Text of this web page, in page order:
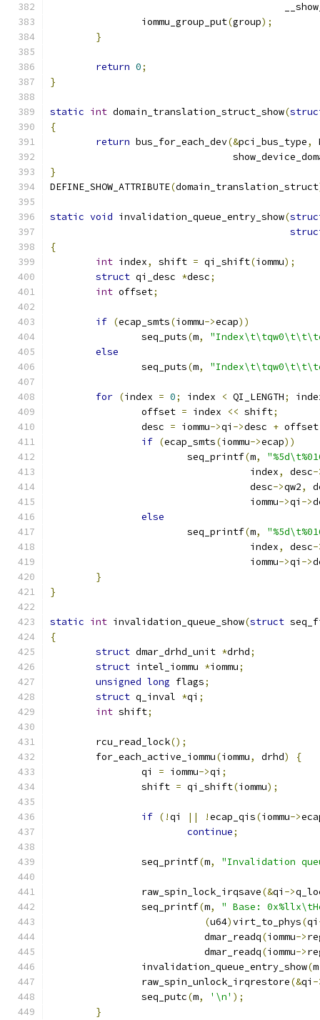
		iommu_group_put
(group);
}
return 0;
}
static int domain_translation_struct_show(
{
return bus_for_each_dev(&pci_bus_type,
}
DEFINE_SHOW_ATTRIBUTE(domain_translation_struct
static void invalidation_queue_entry_show(
{
int index, shift = qi_shift(iommu);
struct qi_desc *desc;
int offset;
if (ecap_smts(iommu->ecap))
		seq_puts
(m,
else
		seq_puts
(m,
for (index = 0; index < QI_LENGTH;
		offset
= index << shift;
		desc
= iommu->qi ->desc + offset
if (ecap_smts(iommu->ecap))
			seq_printf
(m,
				   index
, desc-
				   desc
->qw2,
				   iommu
->qi ->
else
			seq_printf
(m,
				   index
, desc-
				   iommu
->qi ->
}
}
static int invalidation_queue_show(struct
{
struct dmar_drhd_unit *drhd;
struct intel_iommu *iommu;
unsigned long flags;
struct q_inval *qi ;
int shift;
	rcu_read_lock
();
	for_each_active_iommu
(iommu, drhd)
{
		qi
= iommu->qi ;
		shift
= qi_shift(iommu);
if (!qi || !ecap_qis(iommu->
continue;
		seq_printf
(m, "Invalidation
		raw_spin_lock_irqsave
(&qi ->
		seq_printf
(m,
" Base:
(u64)virt_to_phys(qi
			   dmar_readq
(iommu->
			   dmar_readq
(iommu->
		invalidation_queue_entry_show
(m
		raw_spin_unlock_irqrestore
(&qi -
		seq_putc
(m, '\n' );
}